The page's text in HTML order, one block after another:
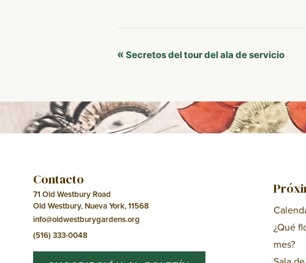
Navegación
Evento
« Secretos del tour del ala de servicio
Contacto
71 Old Westbury Road
Old Westbury, Nueva York, 11568
info@oldwestburygardens.org
(516) 333-0048
¿Qué
mes?